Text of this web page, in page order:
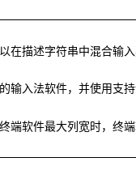
描述字符串中混合输入
入法软件，并使用支
软件最大列宽时，终